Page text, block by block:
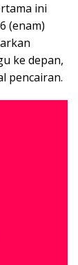
ini
(enam)
ke depan,
pencairan.